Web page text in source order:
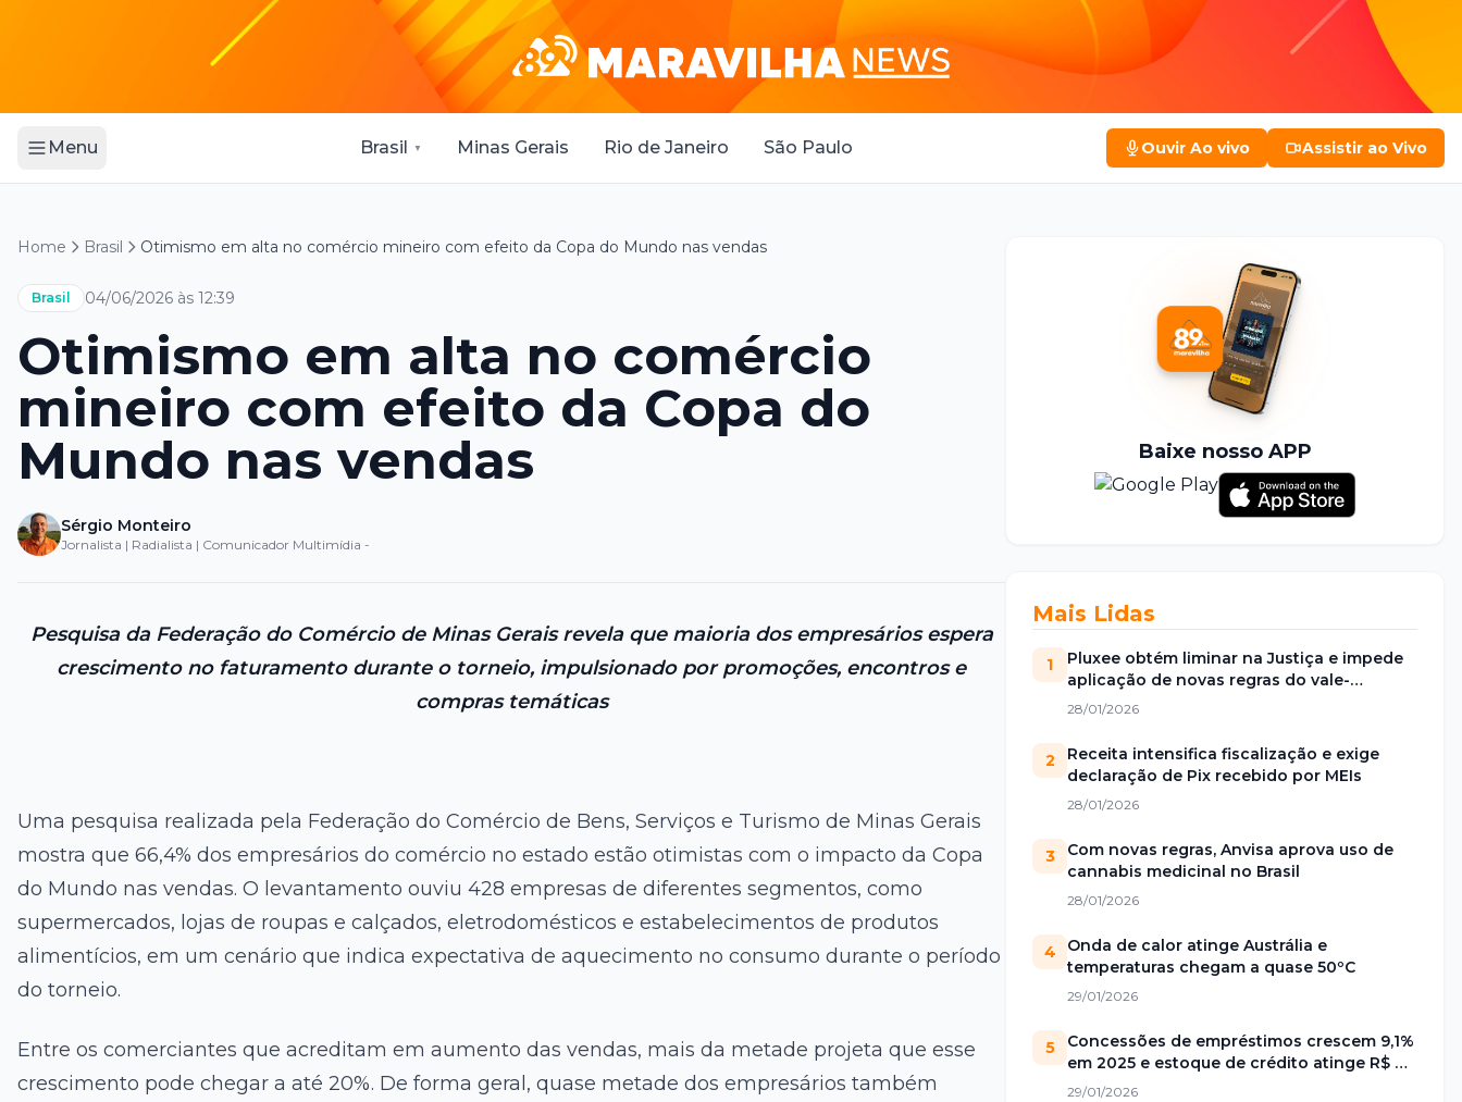
Menu Brasil Minas Gerais Rio de Janeiro São Paulo Ouvir Ao vivo Assistir ao Vivo
Home Brasil Otimismo em alta no comércio mineiro com efeito da Copa do Mundo nas vendas
Brasil 04/06/2026 às 12:39
Otimismo em alta no comércio
mineiro com efeito da Copa do
Mundo nas vendas
Sérgio Monteiro
Jornalista | Radialista | Comunicador Multimídia -
Pesquisa da Federação do Comércio de Minas Gerais revela que maioria dos empresários espera
crescimento no faturamento durante o torneio, impulsionado por promoções, encontros e
compras temáticas
Uma pesquisa realizada pela Federação do Comércio de Bens, Serviços e Turismo de Minas Gerais
mostra que 66,4% dos empresários do comércio no estado estão otimistas com o impacto da Copa
do Mundo nas vendas. O levantamento ouviu 428 empresas de diferentes segmentos, como
supermercados, lojas de roupas e calçados, eletrodomésticos e estabelecimentos de produtos
alimentícios, em um cenário que indica expectativa de aquecimento no consumo durante o período
do torneio.
Entre os comerciantes que acreditam em aumento das vendas, mais da metade projeta que esse
crescimento pode chegar a até 20%. De forma geral, quase metade dos empresários também
Baixe nosso APP
Mais Lidas
1
Pluxee obtém liminar na Justiça e impede
aplicação de novas regras do vale-
alimentação
28/01/2026
2
Receita intensifica fiscalização e exige
declaração de Pix recebido por MEIs
28/01/2026
3
Com novas regras, Anvisa aprova uso de
cannabis medicinal no Brasil
28/01/2026
4
Onda de calor atinge Austrália e
temperaturas chegam a quase 50ºC
29/01/2026
5
Concessões de empréstimos crescem 9,1%
em 2025 e estoque de crédito atinge R$ 7
trilhões no Brasil
29/01/2026